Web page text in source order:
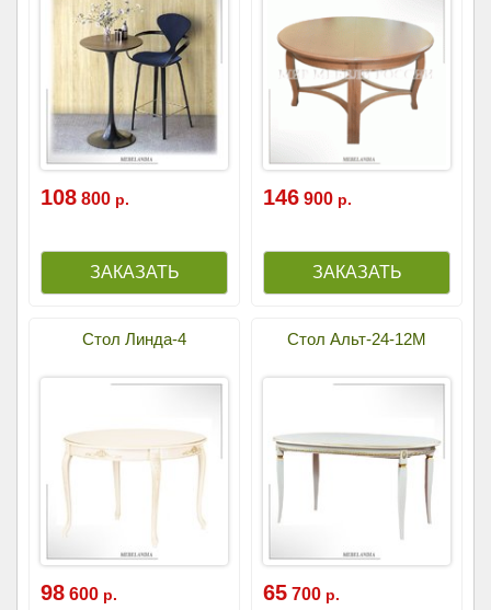
108 800 р. 146 900 р.
Стол Линда-4
98 600 р.
Стол Альт-24-12М
65 700 р.